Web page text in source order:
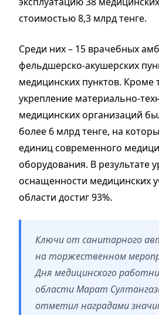
стоимостью 8,3 млрд тенге.
Среди них – 15 врачебных
фельдшерско-акушерских
медицинских пунктов. Кроме
укрепление материально-
медицинских организаций
более 6 млрд тенге, на
единиц современного
оборудования. В результате
оснащенности медицинских
области достиг 93%.
Ключи от санитарного
на торжественном
Дня медицинского
области Марат
отметил наградами